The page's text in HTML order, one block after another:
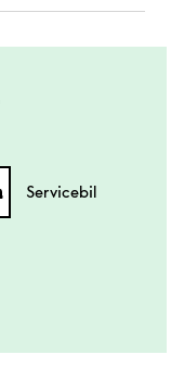
Servicebil